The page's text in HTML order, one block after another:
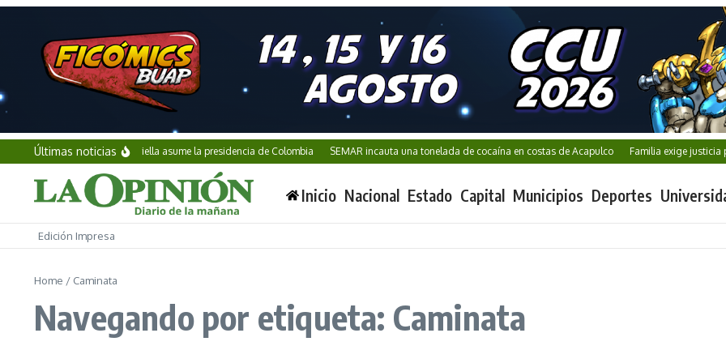
Saltar al contenido
Últimas noticias
Abelardo de la Espriella asume la presidencia de Colombia SEMAR incauta una tonelada de cocaína en costas de Acapulco Familia exige justicia
Inicio Nacional Estado Capital Municipios Deportes
Edición Impresa
Home / Caminata
Navegando por etiqueta: Caminata